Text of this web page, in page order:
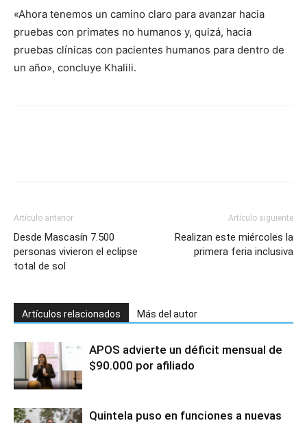
«Ahora tenemos un camino claro para avanzar hacia
pruebas con primates no humanos y, quizá, hacia
pruebas clínicas con pacientes humanos para dentro de
un año», concluye Khalili.
Artículo anterior
Desde Mascasín 7.500
personas vivieron el eclipse
total de sol
Artículo siguiente
Realizan este miércoles la
primera feria inclusiva
Artículos relacionados Más del autor
APOS advierte un déficit mensual de
$90.000 por afiliado
Quintela puso en funciones a nuevas